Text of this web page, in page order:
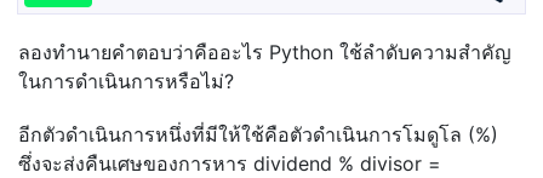
ลองทำนายคำตอบว่าคืออะไร Python ใช้ลำดับความสำคัญ
ในการดำเนินการหรือไม่?
อีกตัวดำเนินการหนึ่งที่มีให้ใช้คือตัวดำเนินการโมดูโล (%)
ซึ่งจะส่งคืนเศษของการหาร dividend % divisor =